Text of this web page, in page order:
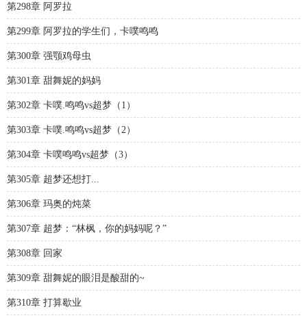
第298章 阿罗拉
第299章 阿罗拉的学生们，卡噗鸣鸣
第300章 强颚鸡母虫
第301章 甜舞妮的妈妈
第302章 卡噗.鸣鸣vs超梦（1）
第303章 卡噗.鸣鸣vs超梦（2）
第304章 卡噗鸣鸣vs超梦（3）
第305章 超梦还想打...
第306章 玛奥的炖菜
第307章 超梦：“林枫，你的妈妈呢？”
第308章 回家
第309章 甜舞妮的眼泪是酸甜的~
第310章 打算歇业